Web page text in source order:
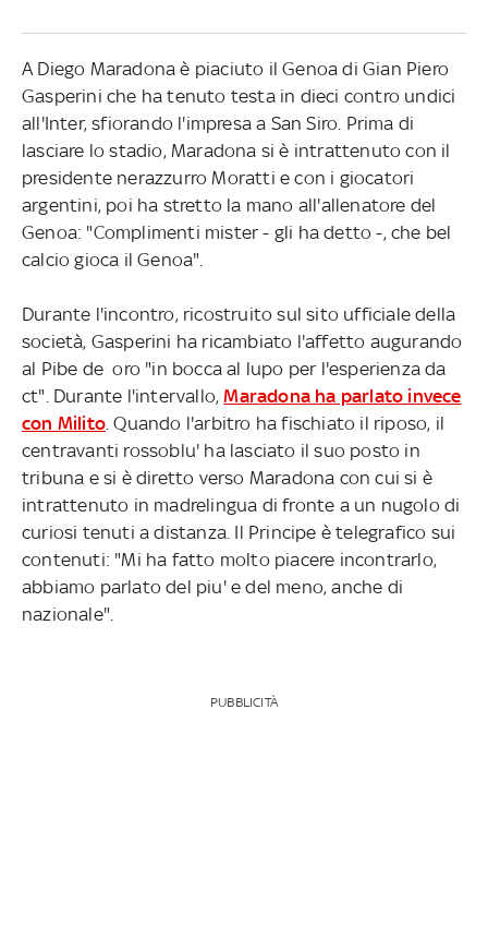
A Diego Maradona è piaciuto il Genoa di Gian Piero
Gasperini che ha tenuto testa in dieci contro undici
all'Inter, sfiorando l'impresa a San Siro. Prima di
lasciare lo stadio, Maradona si è intrattenuto con il
presidente nerazzurro Moratti e con i giocatori
argentini, poi ha stretto la mano all'allenatore del
Genoa: "Complimenti mister - gli ha detto -, che bel
calcio gioca il Genoa".
Durante l'incontro, ricostruito sul sito ufficiale della
società, Gasperini ha ricambiato l'affetto augurando
al Pibe de oro "in bocca al lupo per l'esperienza da
ct". Durante l'intervallo,Maradona ha parlato invece
con Milito. Quando l'arbitro ha fischiato il riposo, il
centravanti rossoblu' ha lasciato il suo posto in
tribuna e si è diretto verso Maradona con cui si è
intrattenuto in madrelingua di fronte a un nugolo di
curiosi tenuti a distanza. Il Principe è telegrafico sui
contenuti: "Mi ha fatto molto piacere incontrarlo,
abbiamo parlato del piu' e del meno, anche di
nazionale".
PUBBLICITÀ